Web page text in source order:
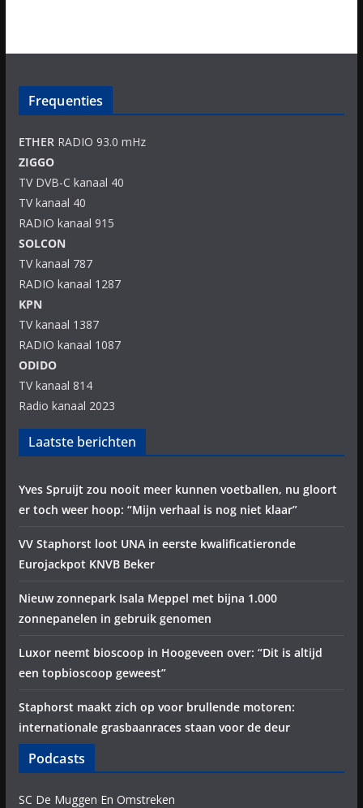
Frequenties
ETHERRADIO 93.0 mHz
ZIGGO
TV DVB-C kanaal 40
TV kanaal 40
RADIO kanaal 915
SOLCON
TV kanaal 787
RADIO kanaal 1287
KPN
TV kanaal 1387
RADIO kanaal 1087
ODIDO
TV kanaal 814
Radio kanaal 2023
Laatste berichten
Yves Spruijt zou nooit meer kunnen voetballen, nu gloort
er toch weer hoop: “Mijn verhaal is nog niet klaar”
VV Staphorst loot UNA in eerste kwalificatieronde
Eurojackpot KNVB Beker
Nieuw zonnepark Isala Meppel met bijna 1.000
zonnepanelen in gebruik genomen
Luxor neemt bioscoop in Hoogeveen over: “Dit is altijd
een topbioscoop geweest”
Staphorst maakt zich op voor brullende motoren:
internationale grasbaanraces staan voor de deur
Podcasts
SC De Muggen En Omstreken